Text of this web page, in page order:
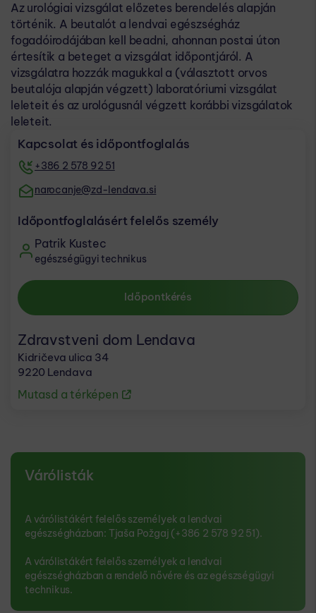
Az urológiai vizsgálat előzetes berendelés alapján
történik. A beutalót a lendvai egészségház
fogadóirodájában kell beadni, ahonnan postai úton
értesítik a beteget a vizsgálat időpontjáról. A
vizsgálatra hozzák magukkal a (választott orvos
beutalója alapján végzett) laboratóriumi vizsgálat
leleteit és az urológusnál végzett korábbi vizsgálatok
leleteit.
Kapcsolat és időpontfoglalás
+386 2 578 92 51
narocanje@zd-lendava.si
Időpontfoglalásért felelős személy
Patrik Kustec
egészségügyi technikus
Időpontkérés
Zdravstveni dom Lendava
Kidričeva ulica 34
9220 Lendava
Mutasd a térképen
Várólisták
A várólistákért felelős személyek a lendvai
egészségházban: Tjaša Požgaj (+386 2 578 92 51).
A várólistákért felelős személyek a lendvai
egészségházban a rendelő nővére és az egészségügyi
technikus.